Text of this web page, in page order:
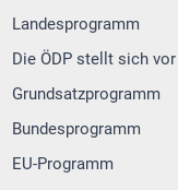
Landesprogramm
Die ÖDP stellt sich vor
Grundsatzprogramm
Bundesprogramm
EU-Programm